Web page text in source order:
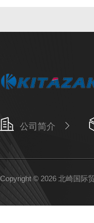
公司简介
Copyright © 2026 北崎国际